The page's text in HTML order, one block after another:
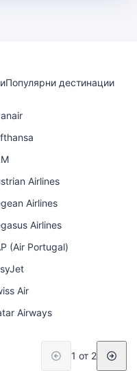
Популярни дестинации
Airlines
Airlines
Airlines
(Air Portugal)
Air
Airways
1 от 2